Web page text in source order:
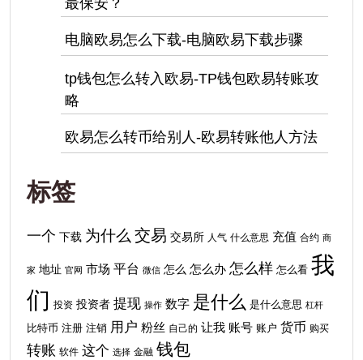
电脑欧易怎么下载-电脑欧易下载步骤
tp钱包怎么转入欧易-TP钱包欧易转账攻
略
欧易怎么转币给别人-欧易转账他人方法
标签
一个 下载 为什么 交易 交易所 人气 什么意思 充值 合约 商
家 地址 官网 市场 平台 微信 怎么 怎么办 怎么样 怎么看 我
们 投资 投资者 提现 操作 数字 是什么 是什么意思 杠杆
比特币 注册 注销 用户 粉丝 自己的 让我 账号 账户 货币 购买
转账 软件 这个 选择 金融 钱包